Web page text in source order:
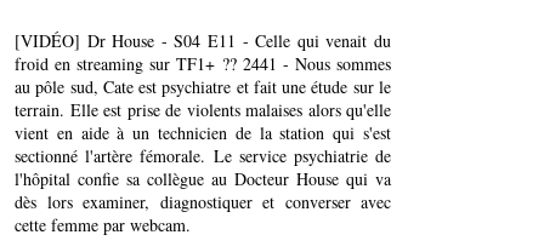
[VIDÉO] Dr House - S04 E11 - Celle qui venait du
froid en streaming sur TF1+ ?? 2441 - Nous sommes
au pôle sud, Cate est psychiatre et fait une étude sur le
terrain. Elle est prise de violents malaises alors qu'elle
vient en aide à un technicien de la station qui s'est
sectionné l'artère fémorale. Le service psychiatrie de
l'hôpital confie sa collègue au Docteur House qui va
dès lors examiner, diagnostiquer et converser avec
cette femme par webcam.